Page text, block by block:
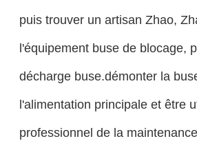
puis trouver un artisan Zhao,
l'équipement buse de blocage,
décharge buse.démonter la
l'alimentation principale et être
professionnel de la